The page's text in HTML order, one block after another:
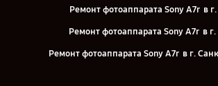
Ремонт фотоаппарата Sony A7r в
Ремонт фотоаппарата Sony A7r в
Ремонт фотоаппарата Sony A7r в г.